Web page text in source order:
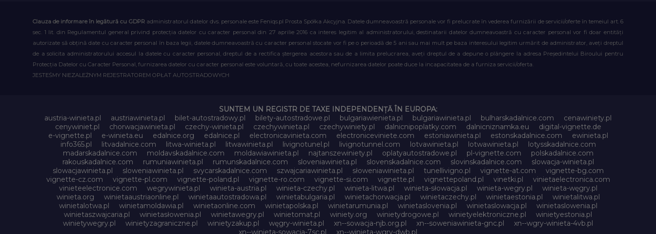
Clauza de informare în legătură cu GDPR administratorul datelor dvs. personale este Feniqs.pl Prosta Spółka Akcyjna. Datele dumneavoastră personale vor fi prelucrate în vederea furnizării de servicii/oferte în temeiul art. 6
sec. 1 lit. din Regulamentul general privind protecția datelor cu caracter personal din 27 aprilie 2016 ca interes legitim al administratorului, destinatarii datelor dumneavoastră cu caracter personal vor fi doar entități
autorizate să obțină date cu caracter personal în baza legii, datele dumneavoastră cu caracter personal stocate vor fi pe o perioadă de 5 ani sau mai mult pe baza interesului legitim urmărit de administrator, aveți dreptul
de a solicita administratorului accesul la datele cu caracter personal, dreptul de a rectifica ștergerea acestora sau de a limita prelucrarea, aveți dreptul de a depune o plângere la adresa Președintelui Biroului pentru
Protecția Datelor cu Caracter Personal, furnizarea datelor cu caracter personal este voluntară, cu toate acestea, nefurnizarea datelor poate duce la incapacitatea de a furniza servicii/oferta.
JESTEŚMY NIEZALEŻNYM REJESTRATOREM OPŁAT AUTOSTRADOWYCH
SUNTEM UN REGISTR DE TAXE INDEPENDENȚĂ ÎN EUROPA:
austria-winieta.pl
austriawinieta.pl bilet-autostradowy.pl bilety-autostradowe.pl bulgariawienieta.pl bulgariawinieta.pl bulharskadalnice.com
cenawiniety.pl
cenywiniet.pl
chorwacjawinieta.pl czechy-winieta.pl czechywinieta.pl czechywiniety.pl dalnicnipoplatky.com dalnicniznamka.eu
digital-vignette.de
e-vignette.pl
e-winieta.eu edalnice.org edalnice.pl electronicavinieta.com electroniceviniete.com estoniawinieta.pl estonskadalnice.com
ewinieta.pl
info365.pl
litvadalnice.com litwa-winieta.pl litwawinieta.pl livignotunel.pl livignotunnel.com lotvawinieta.pl lotwawinieta.pl
lotysskadalnice.com
madarskadalnice.com
moldavskadalnice.com moldawiawinieta.pl najtanszewiniety.pl oplatyautostradowe.pl pl-vignette.com
polskadalnice.com
rakouskadalnice.com
rumuniawinieta.pl rumunskadalnice.com sloveniawinieta.pl slovenskadalnice.com slovinskadalnice.com
slowacja-winieta.pl
slowacjawinieta.pl
sloweniawinieta.pl svycarskadalnice.com szwajcariawinieta.pl słoweniawinieta.pl tunellivigno.pl vignette-at.com
vignette-bg.com
vignette-cz.com
vignette-pl.com vignette-poland.pl vignette-ro.com vignette-si.com vignette.pl vignettepoland.pl vinetki.pl
vinietaelectronica.com
vinieteelectronice.com
wegrywinieta.pl winieta-austria.pl winieta-czechy.pl winieta-litwa.pl winieta-słowacja.pl winieta-wegry.pl
winieta-węgry.pl
winieta.org
winietaaustriaonline.pl winietaautostradowa.pl winietabulgaria.pl winietachorwacja.pl winietaczechy.pl winietaestonia.pl
winietalitwa.pl
winietalotwa.pl
winietamoldawia.pl winietaonline.com winietapolska.pl winietarumunia.pl winietaslovenia.pl winietaslowacja.pl
winietaslowenia.pl
winietaszwajcaria.pl
winietasłowenia.pl winietawegry.pl winietomat.pl winiety.org winietydrogowe.pl winietyelektroniczne.pl
winietyestonia.pl
winietywegry.pl
winietyzagraniczne.pl winietyzakup.pl węgry-winieta.pl xn--sowacja-njb.org.pl xn--soweniawinieta-gnc.pl
xn--wgry-winieta-4vb.pl
xn--winieta-sowacja-7sc.pl
xn--winieta-wgry-dwb.pl